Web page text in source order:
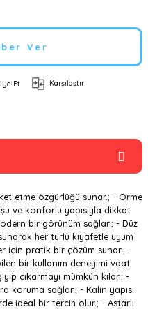
Ver
Et Karşılaştır
etme özgürlüğü sunar.; - Örme
ve konforlu yapısıyla dikkat
bir görünüm sağlar.; - Düz
her türlü kıyafetle uyum
için pratik bir çözüm sunar.; -
bir kullanım deneyimi vaat
çıkarmayı mümkün kılar.; -
koruma sağlar.; - Kalın yapısı
ideal bir tercih olur.; - Astarlı